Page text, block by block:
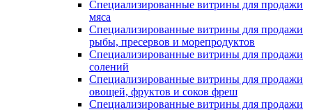
Специализированные витрины для продажи
мяса
Специализированные витрины для продажи
рыбы, пресервов и морепродуктов
Специализированные витрины для продажи
солений
Специализированные витрины для продажи
овощей, фруктов и соков фреш
Специализированные витрины для продажи